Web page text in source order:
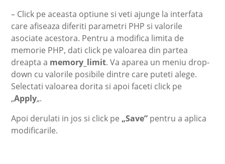
– Click pe aceasta optiune si veti ajunge la interfata
care afiseaza diferiti parametri PHP si valorile
asociate acestora. Pentru a modifica limita de
memorie PHP, dati click pe valoarea din partea
dreapta a memory_limit. Va aparea un meniu drop-
down cu valorile posibile dintre care puteti alege.
Selectati valoarea dorita si apoi faceti click pe
„Apply„.
Apoi derulati in jos si click pe „Save” pentru a aplica
modificarile.